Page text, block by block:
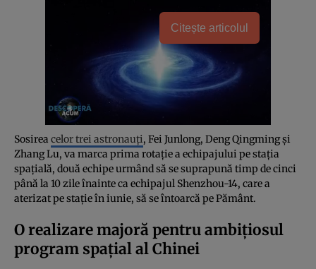
Citește articolul
Sosirea celor trei astronauți, Fei Junlong, Deng Qingming și
Zhang Lu, va marca prima rotație a echipajului pe stația
spațială, două echipe urmând să se suprapună timp de cinci
până la 10 zile înainte ca echipajul Shenzhou-14, care a
aterizat pe stație în iunie, să se întoarcă pe Pământ.
O realizare majoră pentru ambițiosul
program spațial al Chinei